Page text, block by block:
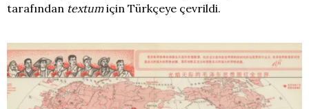
tarafından textumiçin Türkçeye çevrildi.